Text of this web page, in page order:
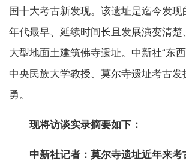
国十大考古新发现。该遗址是迄今发现
年代最早、延续时间长且发展演变清楚
大型地面土建筑佛寺遗址。中新社“东
中央民族大学教授、莫尔寺遗址考古发
勇。
现将访谈实录摘要如下：
中新社记者：莫尔寺遗址近年来考